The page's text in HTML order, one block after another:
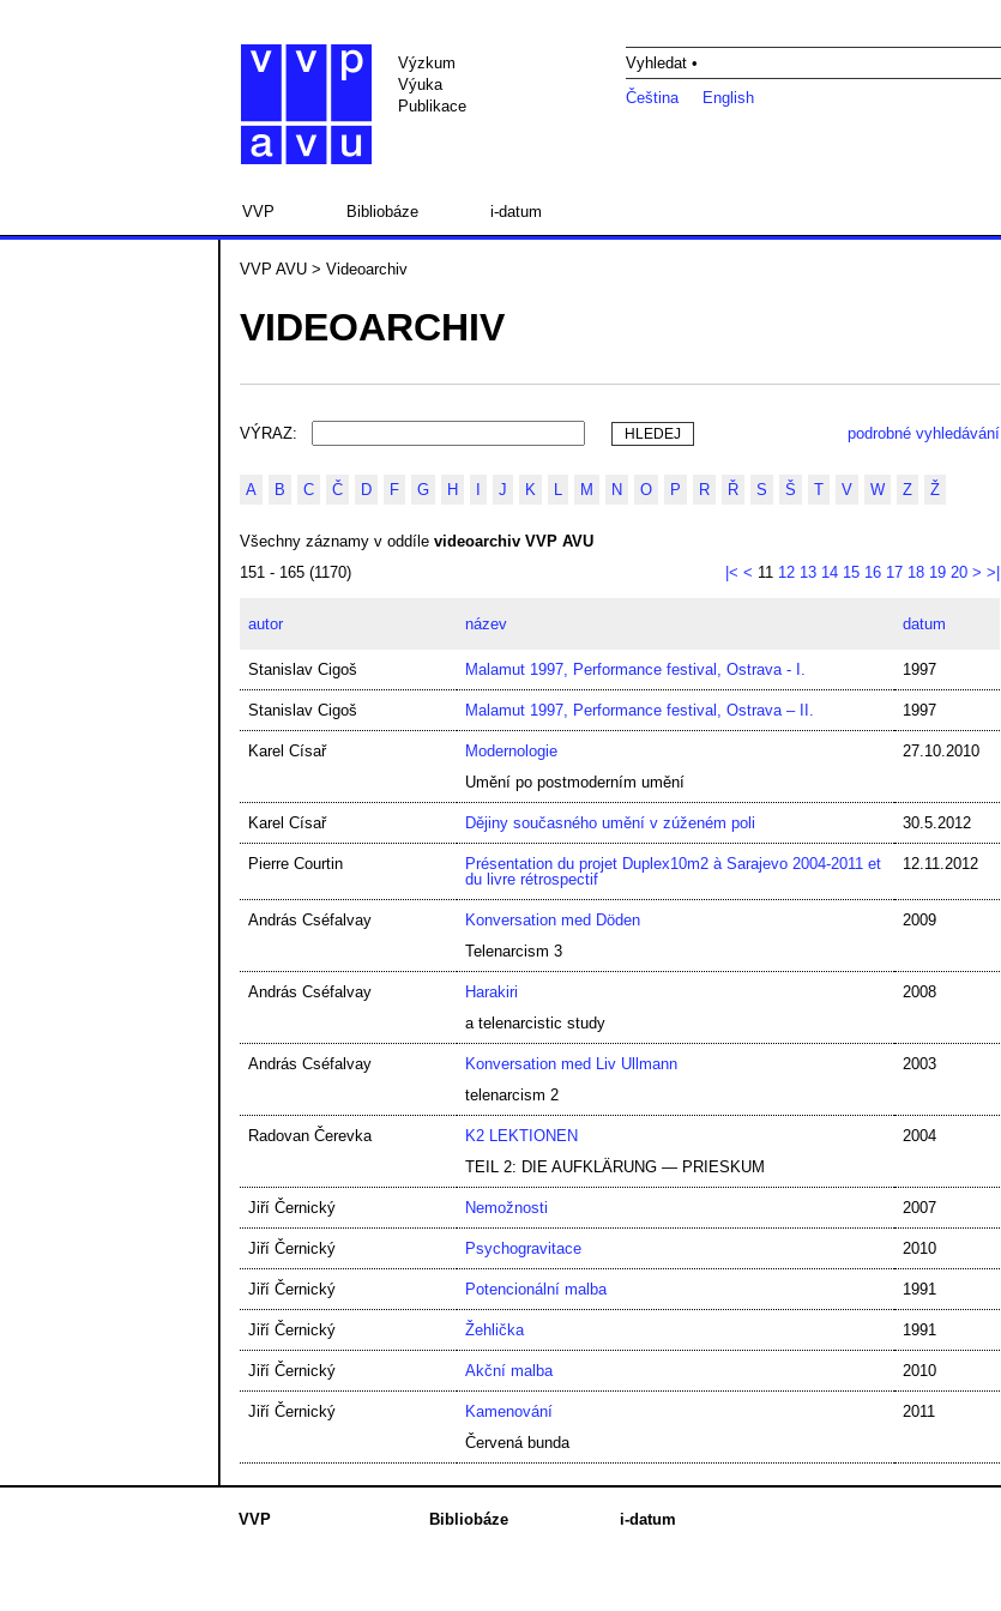
Výzkum
Výuka
Publikace
Vyhledat •
Čeština
English
VVP Bibliobáze i-datum
VVP AVU > Videoarchiv
VIDEOARCHIV
VÝRAZ: podrobné vyhledávání
A B C Č D F G H J K L M N O P R Ř S Š T V W Z Ž
Všechny záznamy v oddíle videoarchiv VVP AVU
151 - 165 (1170)
|< < 11 12 13 14 15 16 17 18 19 20 > >|
autor název datum
Stanislav Cigoš Malamut 1997, Performance festival, Ostrava - I. 1997
Stanislav Cigoš Malamut 1997, Performance festival, Ostrava – II. 1997
Karel Císař
Modernologie
Umění po postmoderním umění
27.10.2010
Karel Císař Dějiny současného umění v zúženém poli 30.5.2012
Pierre Courtin
Présentation du projet Duplex10m2 à Sarajevo 2004-2011 et
du livre rétrospectif
12.11.2012
András Cséfalvay
Konversation med Döden
Telenarcism 3
2009
András Cséfalvay
Harakiri
a telenarcistic study
2008
András Cséfalvay
Konversation med Liv Ullmann
telenarcism 2
2003
Radovan Čerevka
K2 LEKTIONEN
TEIL 2: DIE AUFKLÄRUNG — PRIESKUM
2004
Jiří Černický Nemožnosti 2007
Jiří Černický Psychogravitace 2010
Jiří Černický Potencionální malba 1991
Jiří Černický Žehlička 1991
Jiří Černický Akční malba 2010
Jiří Černický
Kamenování
Červená bunda
2011
VVP Bibliobáze i-datum